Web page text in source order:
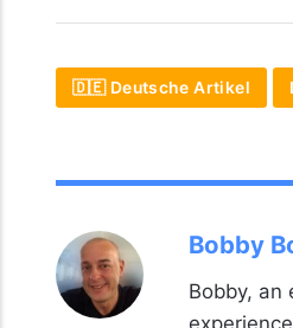
🇩🇪 Deutsche Artikel
Bobby
Bobby, an